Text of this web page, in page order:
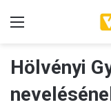
Hölvényi